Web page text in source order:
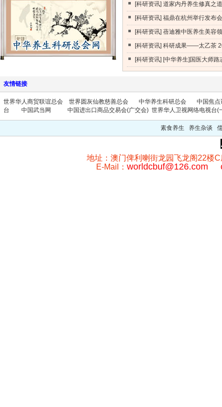
[科研资讯] 道家内丹养生修真之
[科研资讯] 福鼎在杭州举行发布
[科研资讯] 蓓迪雅中医养生美容
[科研资讯] 科研成果——太乙茶
[科研资讯] [中华养生]国医大师路
友情链接
世界华人商贸联谊总会 世界圆灰仙教慈善总会 中华养生科研总会
中国焦点
台 中国武当网 中国进出口商品交易会(广交会) 世界华人卫视网络电视台(
素食养生 养生杂谈
地址：澳门俾利喇街龙园飞龙阁22楼
E-Mail： worldcbuf@126.com